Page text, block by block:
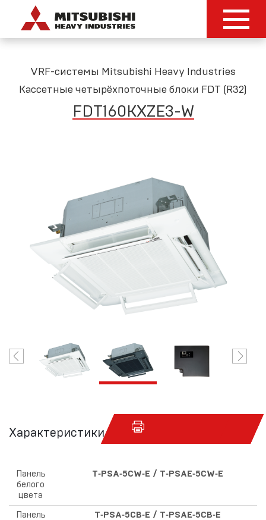
VRF-системы Mitsubishi Heavy Industries
Кассетные четырёхпоточные блоки FDT (R32)
FDT160KXZE3-W
Характеристики
Панель
белого
цвета
T‑PSA‑5CW‑E / T‑PSAE‑5CW‑E
Панель
T‑PSA‑5CB‑E / T‑PSAE‑5CB‑E